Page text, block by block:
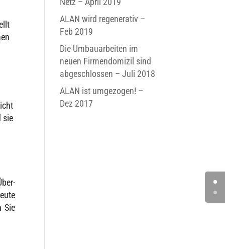
sie
Sie
ALAN wird regenerativ –
Feb 2019
Die Umbauarbeiten im
neuen Firmendomizil sind
abgeschlossen – Juli 2018
ALAN ist umgezogen! –
Dez 2017